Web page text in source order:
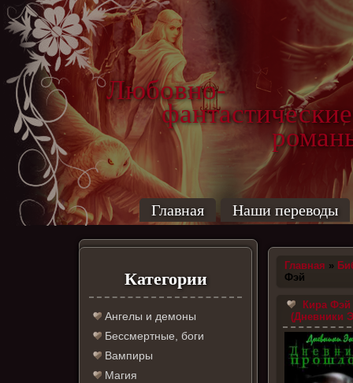
Любовно-
фантастические
Главная Наши переводы
Категории
Ангелы и демоны
Бессмертные, боги
Вампиры
Магия
Главная »
Фэй
Кира
(Дневники